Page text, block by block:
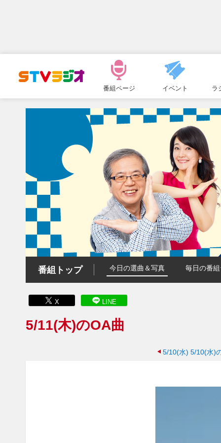
ュ
ー
番組ページ イベント ラ
番組トップ 今日の選曲＆写真 毎日の番
X LINE
5/11(木)のOA曲
5/10(水) 5/10(水)